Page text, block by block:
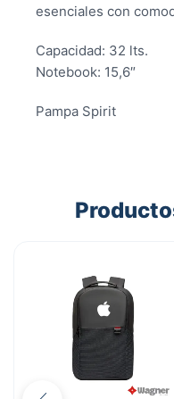
esenciales con
Capacidad: 32 lts.
Notebook: 15,6″
Pampa Spirit